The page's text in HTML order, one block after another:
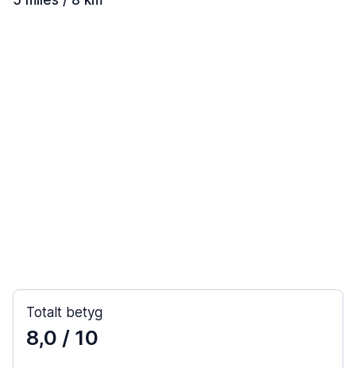
Totalt betyg
8,0 / 10